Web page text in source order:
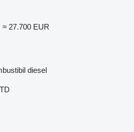
≈ 27.700 EUR
diesel